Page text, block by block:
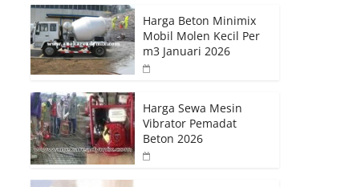
Harga Beton Minimix
Mobil Molen Kecil Per
m3 Januari 2026
Harga Sewa Mesin
Vibrator Pemadat
Beton 2026